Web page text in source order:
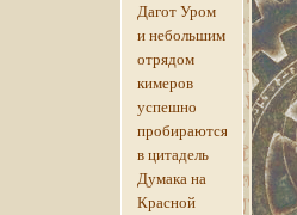
Дагот Уром
и небольшим
отрядом
кимеров
успешно
пробираются
в цитадель
Думака на
Красной